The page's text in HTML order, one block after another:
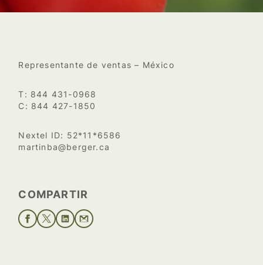
Representante de ventas – México
T: 844 431-0968
C: 844 427-1850
Nextel ID: 52*11*6586
martinba@berger.ca
COMPARTIR